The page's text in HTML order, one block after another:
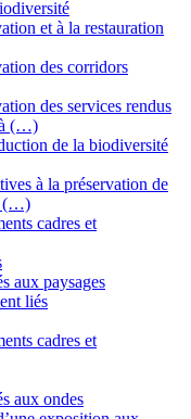
et à la restauration
des corridors
des services rendus
à (…)
de la biodiversité
à la préservation de
(…)
cadres et
aux paysages
liés
cadres et
aux ondes